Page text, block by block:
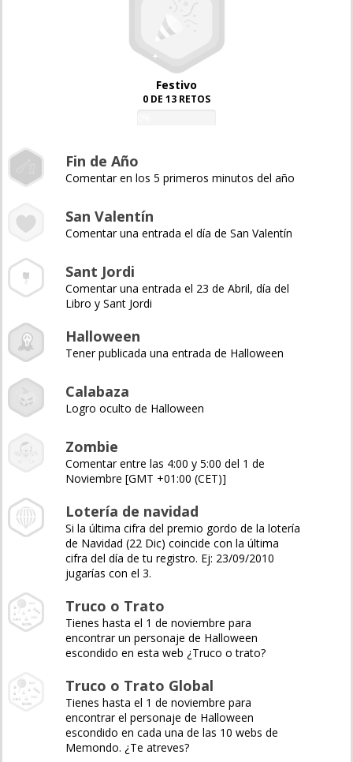
Festivo
0 DE 13 RETOS
Fin de Año
Comentar en los 5 primeros minutos del año
San Valentín
Comentar una entrada el día de San Valentín
Sant Jordi
Comentar una entrada el 23 de Abril, día del
Libro y Sant Jordi
Halloween
Tener publicada una entrada de Halloween
Calabaza
Logro oculto de Halloween
Zombie
Comentar entre las 4:00 y 5:00 del 1 de
Noviembre [GMT +01:00 (CET)]
Lotería de navidad
Si la última cifra del premio gordo de la lotería
de Navidad (22 Dic) coincide con la última
cifra del día de tu registro. Ej: 23/09/2010
jugarías con el 3.
Truco o Trato
Tienes hasta el 1 de noviembre para
encontrar un personaje de Halloween
escondido en esta web ¿Truco o trato?
Truco o Trato Global
Tienes hasta el 1 de noviembre para
encontrar el personaje de Halloween
escondido en cada una de las 10 webs de
Memondo. ¿Te atreves?